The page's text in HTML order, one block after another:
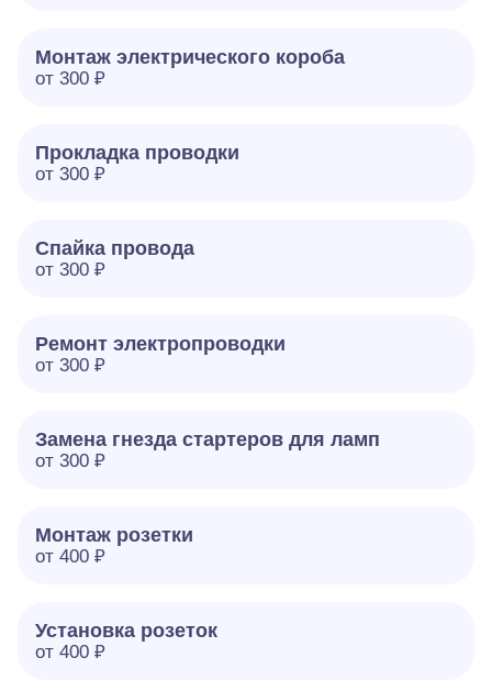
Монтаж электрического короба
от 300 ₽
Прокладка проводки
от 300 ₽
Спайка провода
от 300 ₽
Ремонт электропроводки
от 300 ₽
Замена гнезда стартеров для ламп
от 300 ₽
Монтаж розетки
от 400 ₽
Установка розеток
от 400 ₽